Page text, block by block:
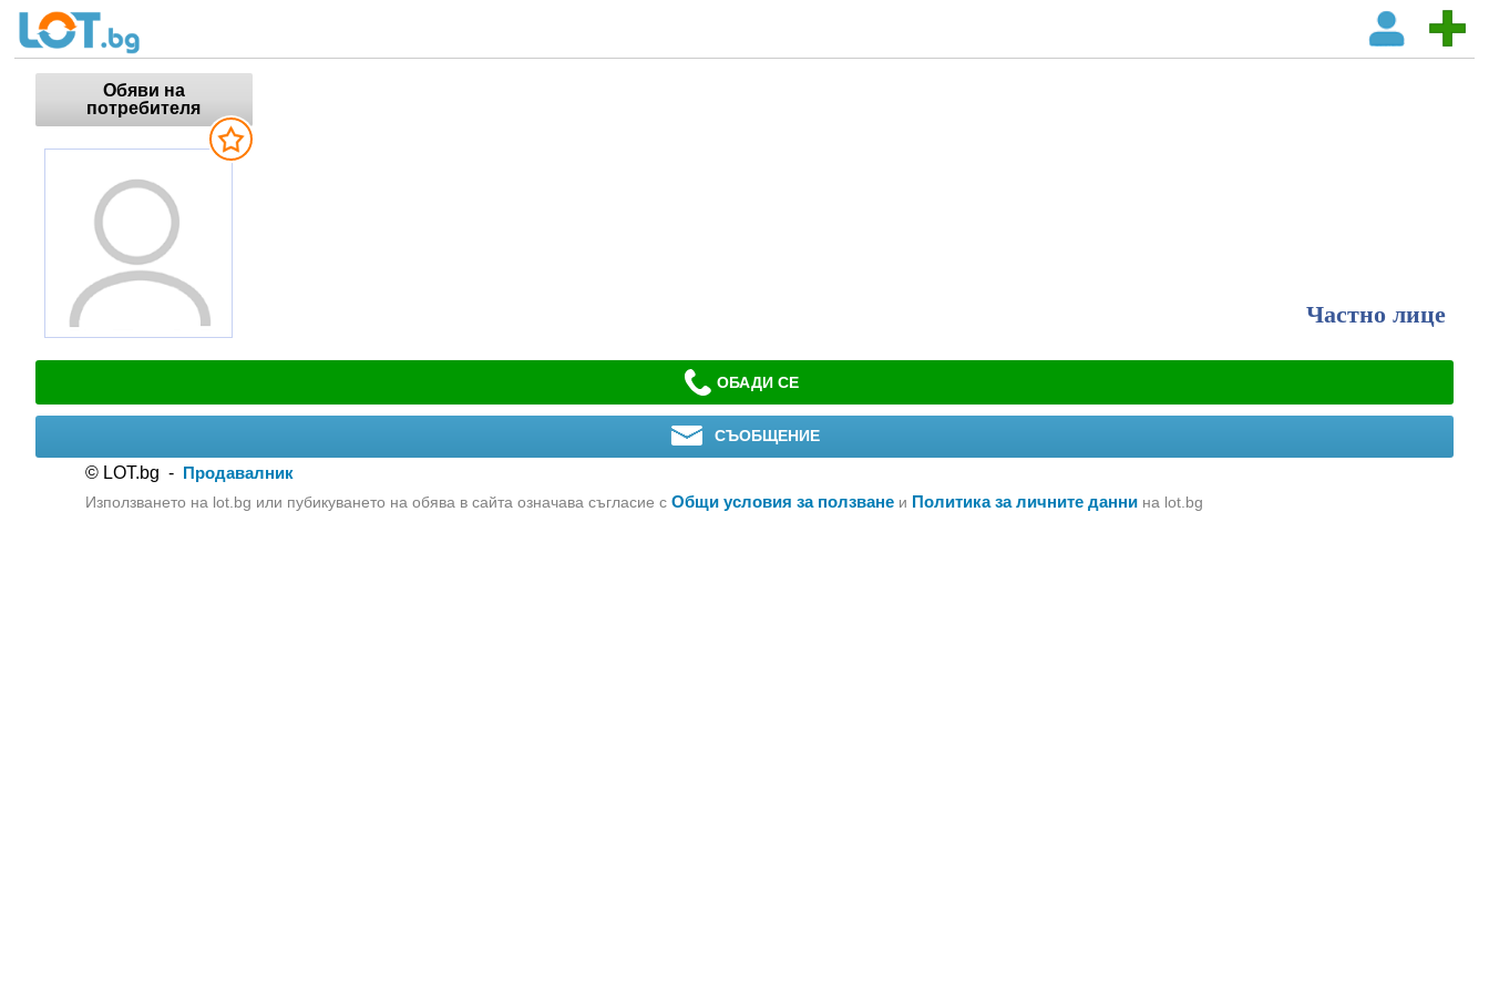
Обяви на
потребителя
Частно лице
ОБАДИ СЕ
СЪОБЩЕНИЕ
© LOT.bg - Продавалник
Използването на lot.bg или пубикуването на обява в сайта означава съгласие сОбщи условия за ползване и Политика за личните данни на lot.bg